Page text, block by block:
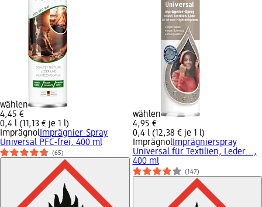
wählen
4,45 €
0,4 l (11,13 € je 1 l)
Imprägnol Imprägnier-Spray
Universal PFC-frei, 400 ml
(65)
wählen
4,95 €
0,4 l (12,38 € je 1 l)
ImprägnolImprägnierspray
Universal für Textilien, Leder...,
400 ml
(147)